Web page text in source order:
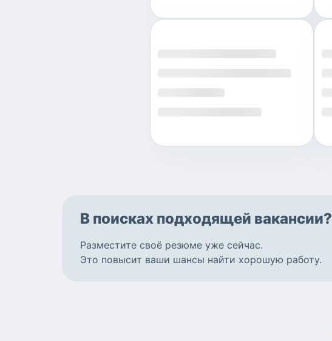
В поисках подходящей вакансии?
Разместите своё резюме уже сейчас.
Это повысит ваши шансы найти хорошую работу.